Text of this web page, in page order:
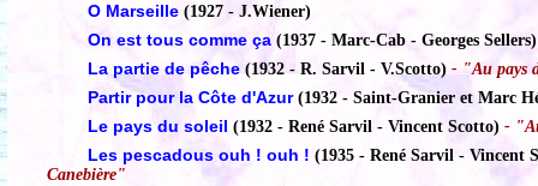
O Marseille (1927 - J.Wiener)
On est tous comme ça (1937 - Marc-Cab - Georges Sellers)
La partie de pêche (1932 - R. Sarvil - V.Scotto) - "Au pays
Partir pour la Côte d'Azur (1932 - Saint-Granier et Marc
Le pays du soleil (1932 - René Sarvil - Vincent Scotto) -
Les pescadous ouh ! ouh ! (1935 - René Sarvil - Vincent
Canebière"